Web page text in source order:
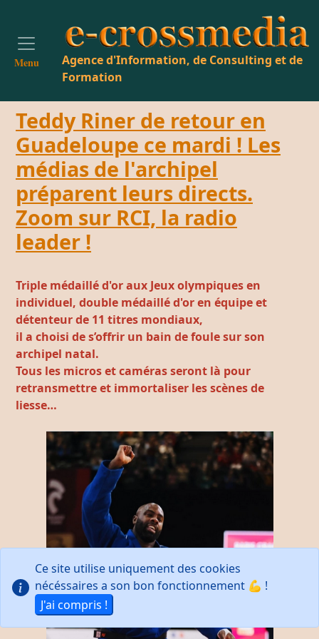
Menu
Agence d'Information, de Consulting et de
Formation
Teddy Riner de retour en
Guadeloupe ce mardi ! Les
médias de l'archipel
préparent leurs directs.
Zoom sur RCI, la radio
leader !
Triple médaillé d'or aux Jeux olympiques en
individuel, double médaillé d'or en équipe et
détenteur de 11 titres mondiaux,
il a choisi de s’offrir un bain de foule sur son
archipel natal.
Tous les micros et caméras seront là pour
retransmettre et immortaliser les scènes de
liesse…
Ce site utilise uniquement des cookies
nécéssaires a son bon fonctionnement 💪 !
J'ai compris !